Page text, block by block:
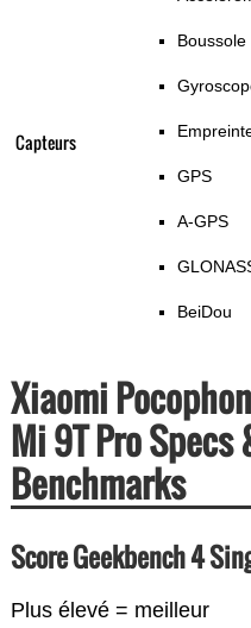
Capteurs
Boussole
GPS
A-GPS
BeiDou
Xiaomi
Mi 9T Pro Specs
Benchmarks
Score Geekbench 4
Plus élevé = meilleur